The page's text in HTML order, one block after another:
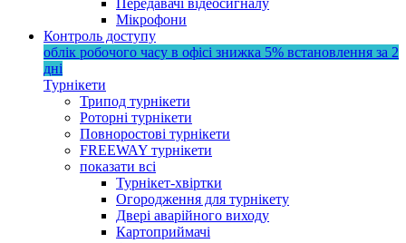
Мікрофони
Контроль доступу
облік робочого часу в офісі знижка 5% встановлення за 2
дні
Турнікети
Трипод турнікети
Роторні турнікети
Повноростові турнікети
FREEWAY турнікети
показати всі
Турнікет-хвіртки
Огородження для турнікету
Двері аварійного виходу
Картоприймачі